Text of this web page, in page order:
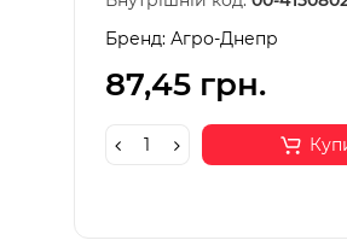
Бренд: Агро-Днепр
87,45 грн.